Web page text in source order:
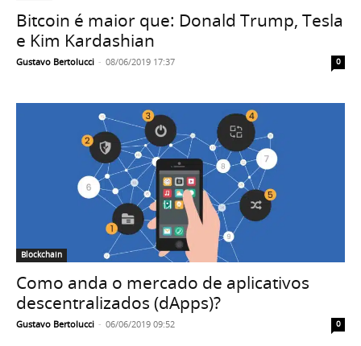
Bitcoin é maior que: Donald Trump, Tesla
e Kim Kardashian
Gustavo Bertolucci - 08/06/2019 17:37 0
Blockchain
Como anda o mercado de aplicativos
descentralizados (dApps)?
Gustavo Bertolucci - 06/06/2019 09:52 0